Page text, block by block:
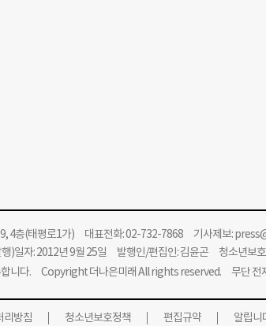
4층(태평로1가) 대표전화: 02-732-7868 기사제보:
)일자: 2012년 9월 25일 발행인/편집인: 김윤곤 청소년보호
니다. Copyright 더나은미래 All rights reserved. 무단 전
리방침 청소년보호정책 편집규약 알립니